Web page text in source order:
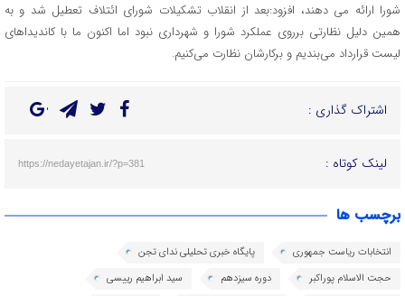
شورا ارائه می دهند، افزود:بعد از انقلاب تشکیلات شورای ائتلاف تعطیل شد و به
همین دلیل نظارتی برروی عملکرد شورا و شهرداری نبود اما اکنون ما با کاندیداهای
لیست قرارداد می‌بندیم و برکارشان نظارت می‌کنیم.
اشتراک گذاری :
لینک کوتاه : https://nedayetajan.ir/?p=381
برچسب ها
انتخابات ریاست جمهوری
پایگاه خبری تحلیلی ندای تجن
حجت الاسلام پوراکبر
دوره سیزدهم
سید ابراهیم رییسی